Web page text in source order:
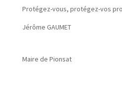
Protégez-vous, protégez-vos
Jérôme GAUMET
Maire de Pionsat